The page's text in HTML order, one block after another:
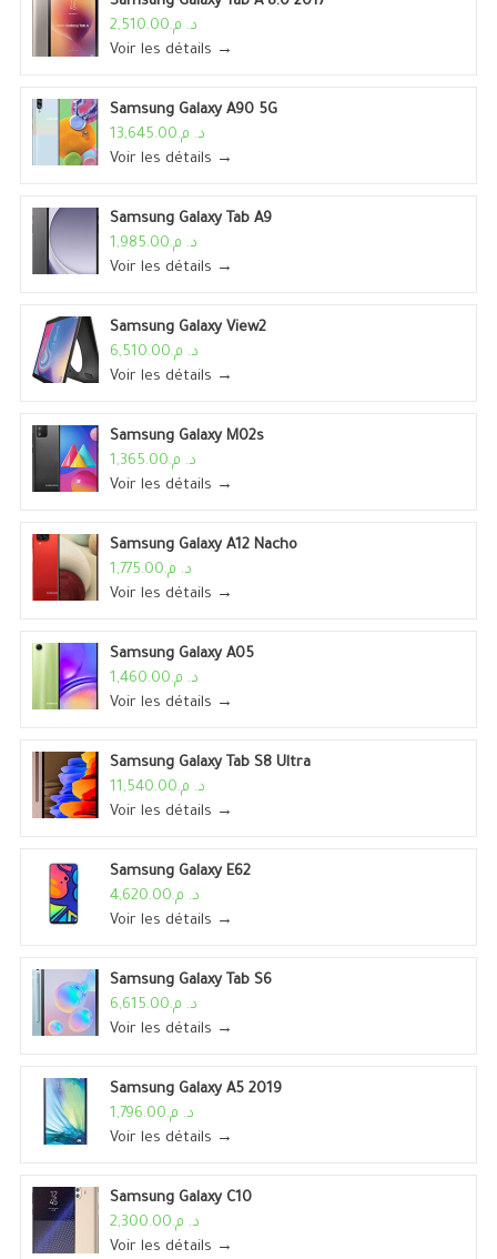
د. م.2,510.00
Voir les détails →
Samsung Galaxy A90 5G
د. م.13,645.00
Voir les détails →
Samsung Galaxy Tab A9
د. م.1,985.00
Voir les détails →
Samsung Galaxy View2
د. م.6,510.00
Voir les détails →
Samsung Galaxy M02s
د. م.1,365.00
Voir les détails →
Samsung Galaxy A12 Nacho
د. م.1,775.00
Voir les détails →
Samsung Galaxy A05
د. م.1,460.00
Voir les détails →
Samsung Galaxy Tab S8 Ultra
د. م.11,540.00
Voir les détails →
Samsung Galaxy E62
د. م.4,620.00
Voir les détails →
Samsung Galaxy Tab S6
د. م.6,615.00
Voir les détails →
Samsung Galaxy A5 2019
د. م.1,796.00
Voir les détails →
Samsung Galaxy C10
د. م.2,300.00
Voir les détails →